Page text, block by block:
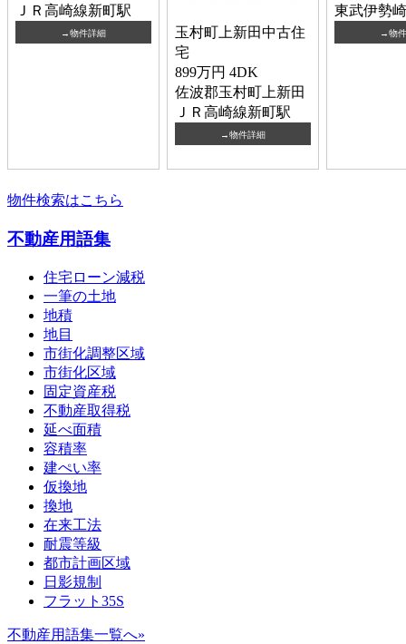
ＪＲ高崎線新町駅
→物件詳細
玉村町上新田中古住
宅
899万円 4DK
佐波郡玉村町上新田
ＪＲ高崎線新町駅
→物件詳細
東武伊勢
→物
物件検索はこちら
不動産用語集
住宅ローン減税
一筆の土地
地積
地目
市街化調整区域
市街化区域
固定資産税
不動産取得税
延べ面積
容積率
建ぺい率
仮換地
換地
在来工法
耐震等級
都市計画区域
日影規制
フラット35S
不動産用語集一覧へ»